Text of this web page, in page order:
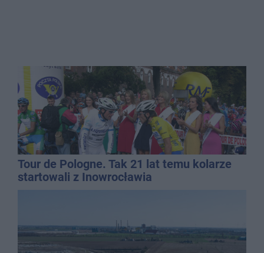
Tour de Pologne. Tak 21 lat temu kolarze
startowali z Inowrocławia